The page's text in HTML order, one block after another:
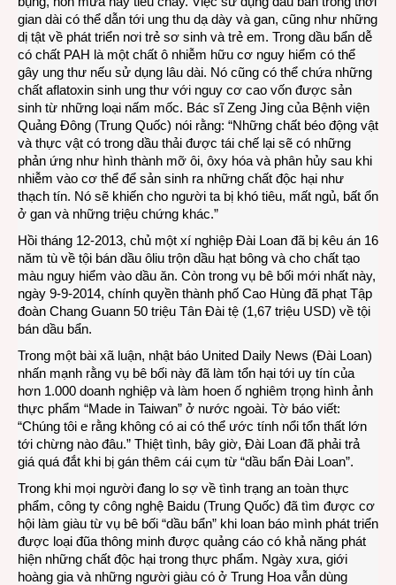
gian dài có thể dẫn tới ung thu dạ dày và gan, cũng như những
dị tật về phát triển nơi trẻ sơ sinh và trẻ em. Trong dầu bẩn dễ
có chất PAH là một chất ô nhiễm hữu cơ nguy hiểm có thể
gây ung thư nếu sử dụng lâu dài. Nó cũng có thể chứa những
chất aflatoxin sinh ung thư với nguy cơ cao vốn được sản
sinh từ những loại nấm mốc. Bác sĩ Zeng Jing của Bệnh viện
Quảng Đông (Trung Quốc) nói rằng: “Những chất béo động vật
và thực vật có trong dầu thải được tái chế lại sẽ có những
phản ứng như hình thành mỡ ôi, ôxy hóa và phân hủy sau khi
nhiễm vào cơ thể để sản sinh ra những chất độc hại như
thạch tín. Nó sẽ khiến cho người ta bị khó tiêu, mất ngủ, bất ổn
ở gan và những triệu chứng khác.”
Hồi tháng 12-2013, chủ một xí nghiệp Đài Loan đã bị kêu án 16
năm tù về tội bán dầu ôliu trộn dầu hạt bông và cho chất tạo
màu nguy hiểm vào dầu ăn. Còn trong vụ bê bối mới nhất này,
ngày 9-9-2014, chính quyền thành phố Cao Hùng đã phạt Tập
đoàn Chang Guann 50 triệu Tân Đài tệ (1,67 triệu USD) về tội
bán dầu bẩn.
Trong một bài xã luận, nhật báo United Daily News (Đài Loan)
nhấn mạnh rằng vụ bê bối này đã làm tổn hại tới uy tín của
hơn 1.000 doanh nghiệp và làm hoen ố nghiêm trọng hình ảnh
thực phẩm “Made in Taiwan” ở nước ngoài. Tờ báo viết:
“Chúng tôi e rằng không có ai có thể ước tính nổi tổn thất lớn
tới chừng nào đâu.” Thiệt tình, bây giờ, Đài Loan đã phải trả
giá quá đắt khi bị gán thêm cái cụm từ “dầu bẩn Đài Loan”.
Trong khi mọi người đang lo sợ về tình trạng an toàn thực
phẩm, công ty công nghệ Baidu (Trung Quốc) đã tìm được cơ
hội làm giàu từ vụ bê bối “dầu bẩn” khi loan báo mình phát triển
được loại đũa thông minh được quảng cáo có khả năng phát
hiện những chất độc hại trong thực phẩm. Ngày xưa, giới
hoàng gia và những người giàu có ở Trung Hoa vẫn dùng